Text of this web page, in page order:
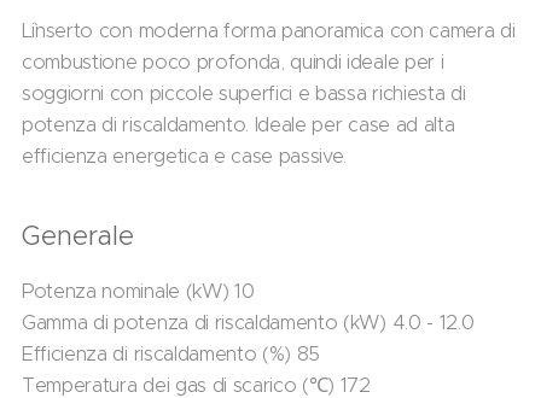
L`inserto con moderna forma panoramica con camera di
combustione poco profonda, quindi ideale per i
soggiorni con piccole superfici e bassa richiesta di
potenza di riscaldamento. Ideale per case ad alta
efficienza energetica e case passive.
Generale
Potenza nominale (kW) 10
Gamma di potenza di riscaldamento (kW) 4.0 - 12.0
Efficienza di riscaldamento (%) 85
Temperatura dei gas di scarico (℃) 172